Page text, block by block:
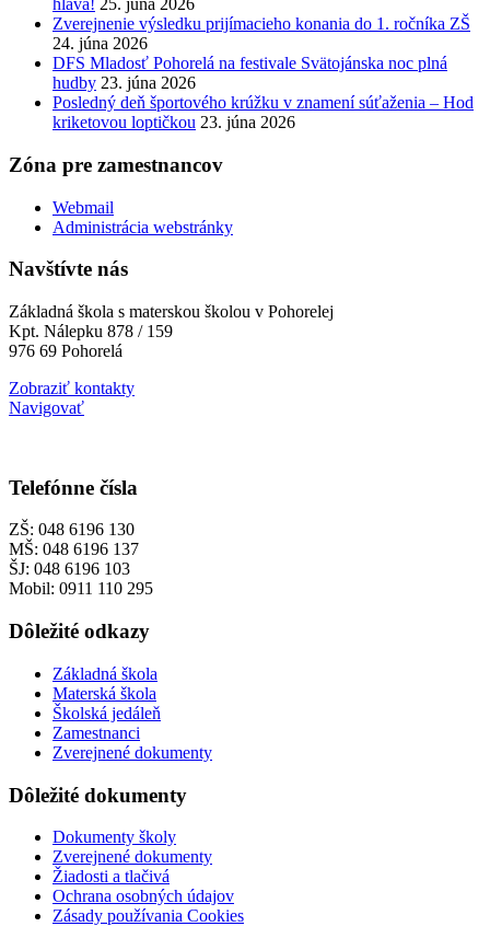
hlava! 25. júna 2026
Zverejnenie výsledku prijímacieho konania do 1. ročníka ZŠ
24. júna 2026
DFS Mladosť Pohorelá na festivale Svätojánska noc plná
hudby 23. júna 2026
Posledný deň športového krúžku v znamení súťaženia – Hod
kriketovou loptičkou 23. júna 2026
Zóna pre zamestnancov
Webmail
Administrácia webstránky
Navštívte nás
Základná škola s materskou školou v Pohorelej
Kpt. Nálepku 878 / 159
976 69 Pohorelá
Zobraziť kontakty
Navigovať
Telefónne čísla
ZŠ: 048 6196 130
MŠ: 048 6196 137
ŠJ: 048 6196 103
Mobil: 0911 110 295
Dôležité odkazy
Základná škola
Materská škola
Školská jedáleň
Zamestnanci
Zverejnené dokumenty
Dôležité dokumenty
Dokumenty školy
Zverejnené dokumenty
Žiadosti a tlačivá
Ochrana osobných údajov
Zásady používania Cookies